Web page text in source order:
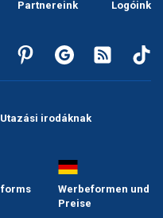
Partnereink
Logóink
Utazási irodáknak
Werbeformen und
Preise